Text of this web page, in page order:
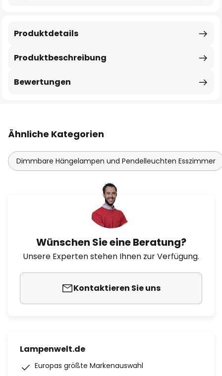
Produktbeschreibung
Produktdetails
Bewertungen
Ähnliche Kategorien
Dimmbare Hängelampen und Pendelleuchten Esszimmer
Wünschen Sie eine Beratung?
Unsere Experten stehen Ihnen zur Verfügung.
Kontaktieren Sie uns
Lampenwelt.de
Europas größte Markenauswahl